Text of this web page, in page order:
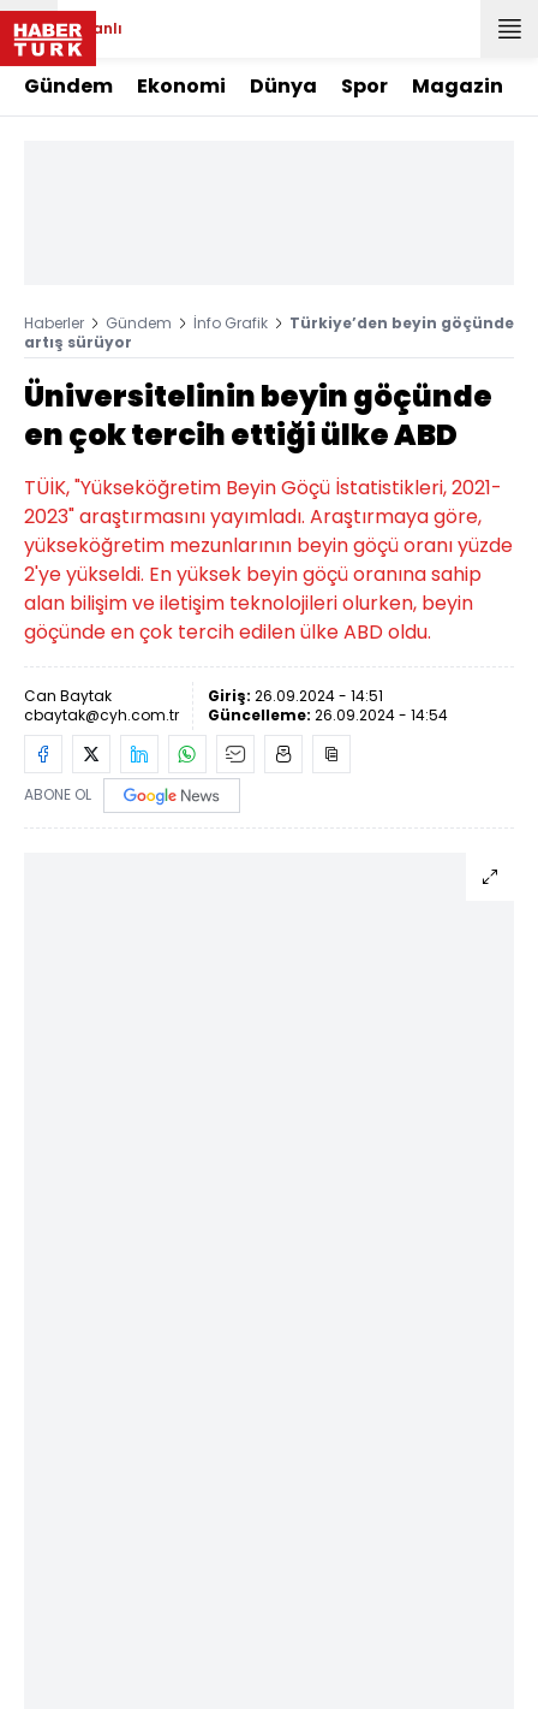
Canlı
Gündem Ekonomi Dünya Spor Magazin
Haberler Gündem İnfo Grafik
Türkiye’den beyin göçünde
artış sürüyor
Üniversitelinin beyin göçünde
en çok tercih ettiği ülke ABD
TÜİK, "Yükseköğretim Beyin Göçü İstatistikleri, 2021-
2023" araştırmasını yayımladı. Araştırmaya göre,
yükseköğretim mezunlarının beyin göçü oranı yüzde
2'ye yükseldi. En yüksek beyin göçü oranına sahip
alan bilişim ve iletişim teknolojileri olurken, beyin
göçünde en çok tercih edilen ülke ABD oldu.
Can Baytak
cbaytak@cyh.com.tr
Giriş: 26.09.2024 - 14:51
Güncelleme: 26.09.2024 - 14:54
ABONE OL